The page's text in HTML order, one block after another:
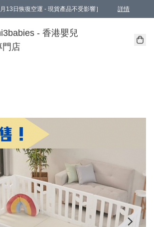
13日恢復空運 - 現貨產品不受影響］ 詳情
9折優惠！(部份超優惠產品 & 品牌指定價除外)
- 香港嬰兒
門店